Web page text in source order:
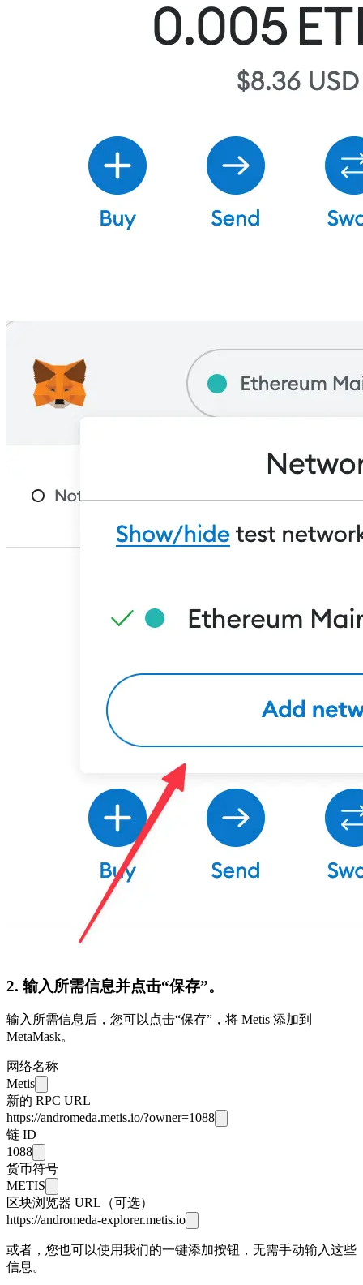
2. 输入所需信息并点击“保存”。
输入所需信息后，您可以点击“保存”，将 Metis 添加到
MetaMask。
网络名称
Metis
新的 RPC URL
https://andromeda.metis.io/?owner=1088
链 ID
1088
货币符号
METIS
区块浏览器 URL（可选）
https://andromeda-explorer.metis.io
或者，您也可以使用我们的一键添加按钮，无需手动输入这些
信息。